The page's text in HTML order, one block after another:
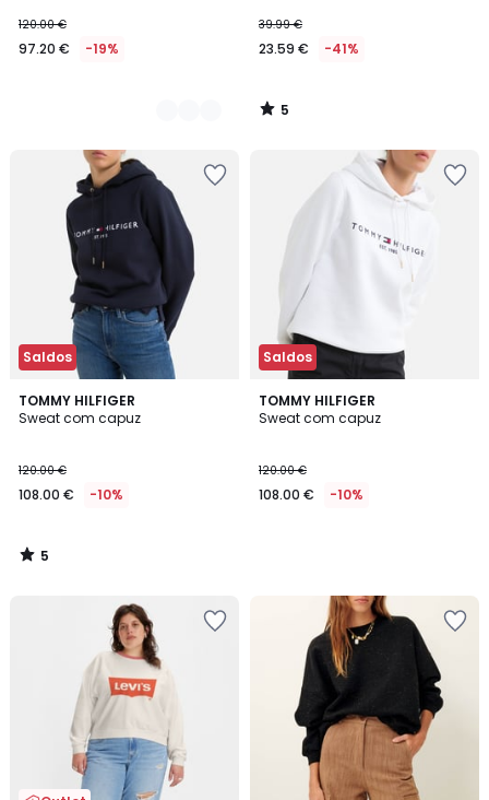
120.00 €
97.20 € -19%
39.99 €
23.59 € -41%
5
/
Saldos
TOMMY HILFIGER
Sweat com capuz
120.00 €
108.00 € -10%
5
/
5
/
Saldos
TOMMY HILFIGER
Sweat com capuz
120.00 €
108.00 € -10%